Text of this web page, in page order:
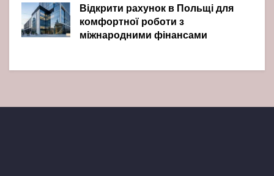
Відкрити рахунок в Польщі для
комфортної роботи з
міжнародними фінансами